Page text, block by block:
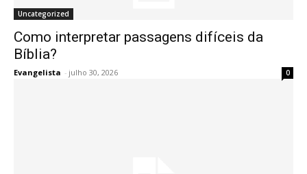
Uncategorized
Como interpretar passagens difíceis da
Bíblia?
Evangelista - julho 30, 2026 0